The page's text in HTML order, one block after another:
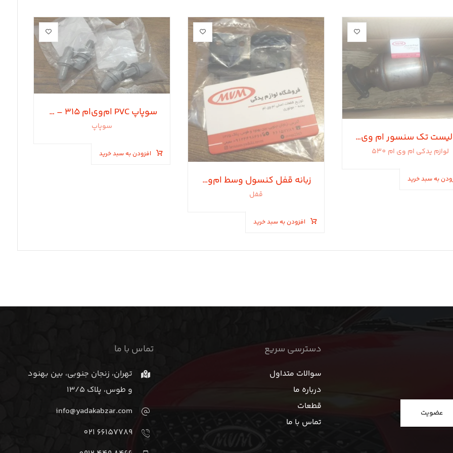
کاتالیست تک سنسور ام وی ام 530
لوازم یدکی ام وی ام 530
به سبد خرید زبانه قفل کنسول وسط ام‌وی‌ام 530-550-x33
قفل
افزودن به سبد خرید
سوپاپ PVC ام‌وی‌ام 315 – 530 – 550 – 110s
سوپاپ
افزودن به سبد خرید
عضویت
دسترسی سریع
سوالات متداول
درباره ما
قطعات
تماس با ما
تماس با ما
تهران، زنجان جنوبی، بین بهنود
و طوس، پلاک 13/5
info@yadakabzar.com
66157789 021